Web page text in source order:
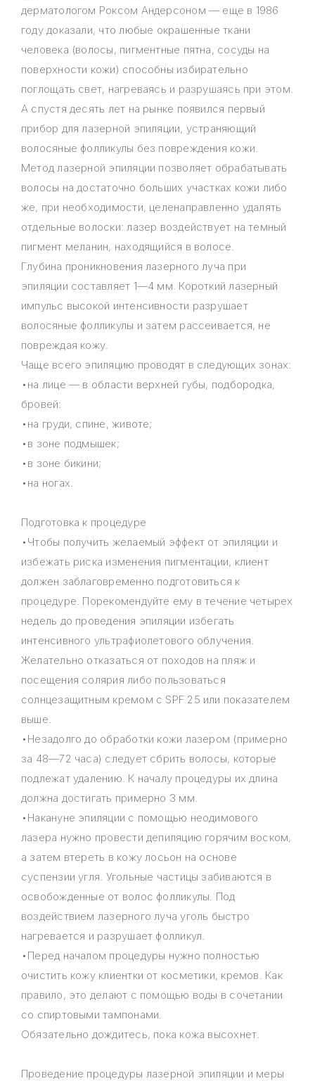
дерматологом Роксом Андерсоном — еще в 1986
году доказали, что любые окрашенные ткани
человека (волосы, пигментные пятна, сосуды на
поверхности кожи) способны избирательно
поглощать свет, нагреваясь и разрушаясь при этом.
А спустя десять лет на рынке появился первый
прибор для лазерной эпиляции, устраняющий
волосяные фолликулы без повреждения кожи.
Метод лазерной эпиляции позволяет обрабатывать
волосы на достаточно больших участках кожи либо
же, при необходимости, целенаправленно удалять
отдельные волоски: лазер воздействует на темный
пигмент меланин, находящийся в волосе.
Глубина проникновения лазерного луча при
эпиляции составляет 1—4 мм. Короткий лазерный
импульс высокой интенсивности разрушает
волосяные фолликулы и затем рассеивается, не
повреждая кожу.
Чаще всего эпиляцию проводят в следующих зонах:
•на лице — в области верхней губы, подбородка,
бровей:
•на груди, спине, животе;
•в зоне подмышек;
•в зоне бикини;
•на ногах.
Подготовка к процедуре
•Чтобы получить желаемый эффект от эпиляции и
избежать риска изменения пигментации, клиент
должен заблаговременно подготовиться к
процедуре. Порекомендуйте ему в течение четырех
недель до проведения эпиляции избегать
интенсивного ультрафиолетового облучения.
Желательно отказаться от походов на пляж и
посещения солярия либо пользоваться
солнцезащитным кремом с SPF 25 или показателем
выше.
•Незадолго до обработки кожи лазером (примерно
за 48—72 часа) следует сбрить волосы, которые
подлежат удалению. К началу процедуры их длина
должна достигать примерно 3 мм.
•Накануне эпиляции с помощью неодимового
лазера нужно провести депиляцию горячим воском,
а затем втереть в кожу лосьон на основе
суспензии угля. Угольные частицы забиваются в
освобожденные от волос фолликулы. Под
воздействием лазерного луча уголь быстро
нагревается и разрушает фолликул.
•Перед началом процедуры нужно полностью
очистить кожу клиентки от косметики, кремов. Как
правило, это делают с помощью воды в сочетании
со спиртовыми тампонами.
Обязательно дождитесь, пока кожа высохнет.
Проведение процедуры лазерной эпиляции и меры